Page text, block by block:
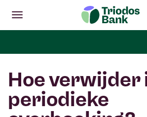
Openen
Hoofdmenu
Hoe verwijder
periodieke